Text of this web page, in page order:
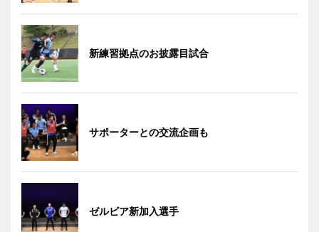
新練習拠点のお披露目試合
サポーターとの交流企画も
ゼルビア新加入選手